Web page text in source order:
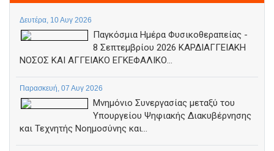
Δευτέρα, 10 Αυγ 2026
Παγκόσμια Ημέρα Φυσικοθεραπείας -
8 Σεπτεμβρίου 2026 ΚΑΡΔΙΑΓΓΕΙΑΚΗ
ΝΟΣΟΣ ΚΑΙ ΑΓΓΕΙΑΚΟ ΕΓΚΕΦΑΛΙΚΟ...
Παρασκευή, 07 Αυγ 2026
Μνημόνιο Συνεργασίας μεταξύ του
Υπουργείου Ψηφιακής Διακυβέρνησης
και Τεχνητής Νοημοσύνης και...